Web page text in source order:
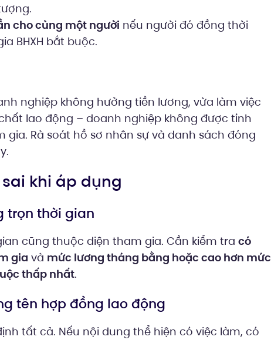
cho cùng một người nếu người đó đồng thời
BHXH bắt buộc.
nghiệp không hưởng tiền lương, vừa làm việc
lao động – doanh nghiệp không được tính
gia. Rà soát hồ sơ nhân sự và danh sách đóng
khi áp dụng
trọn thời gian
cũng thuộc diện tham gia. Cần kiểm tra có
gia và mức lương tháng bằng hoặc cao hơn mức
thấp nhất.
tên hợp đồng lao động
tất cả. Nếu nội dung thể hiện có việc làm, có